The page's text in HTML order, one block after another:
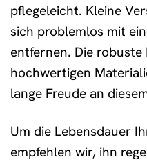
pflegeleicht. Kleine
sich problemlos mit
entfernen. Die
hochwertigen
lange Freude an
Um die Lebensdauer
empfehlen wir, ihn